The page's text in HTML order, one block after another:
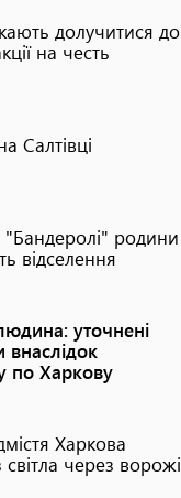
долучитися до
на честь
Салтівці
родини
відселення
уточнені
внаслідок
по Харкову
Харкова
через ворожі